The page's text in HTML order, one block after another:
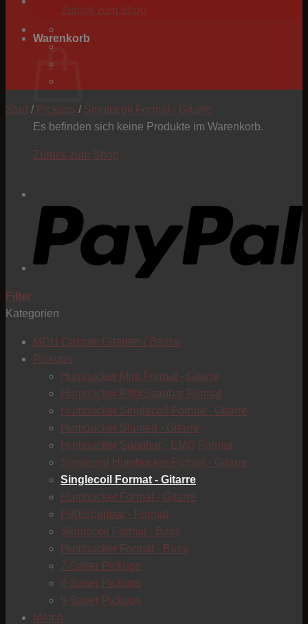
Zurück zum Shop
Warenkorb
Es befinden sich keine Produkte im Warenkorb.
Zurück zum Shop
Start / Pickups / Singlecoil Format - Gitarre
Filter
Kategorien
MGH Custom Gitarren / Bässe
Pickups
Humbucker Mini Format - Gitarre
Humbucker P90/Soapbar Format
Humbucker Singlecoil Format - Gitarre
Humbucker Slanted - Gitarre
Humbucker Soapbar - EMG Format
Singlecoil Humbucker Format - Gitarre
Singlecoil Format - Gitarre
Humbucker Format - Gitarre
P90/Soapbar - Format
Singlecoil Format - Bass
Humbucker Format - Bass
7-Saiter Pickups
8-Saiter Pickups
9-Saiter Pickups
Merch